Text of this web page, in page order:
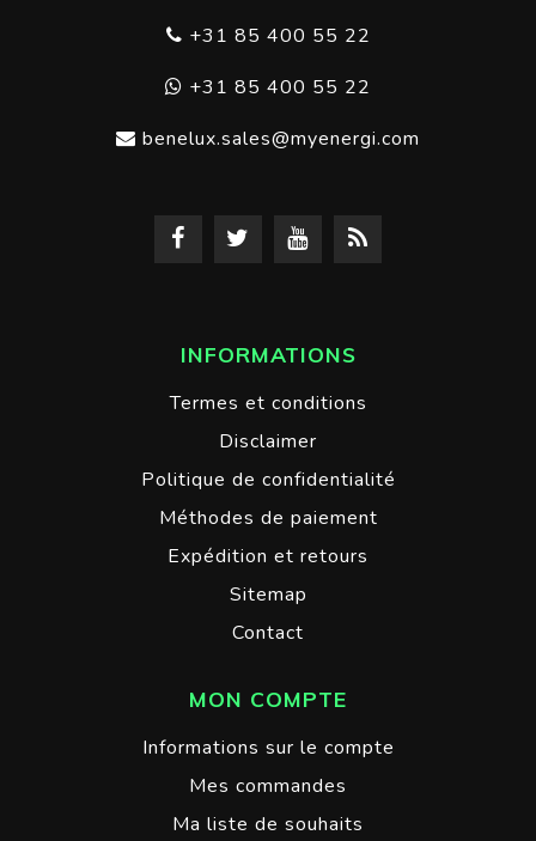
+31 85 400 55 22
+31 85 400 55 22
benelux.sales@myenergi.com
INFORMATIONS
Termes et conditions
Disclaimer
Politique de confidentialité
Méthodes de paiement
Expédition et retours
Sitemap
Contact
MON COMPTE
Informations sur le compte
Mes commandes
Ma liste de souhaits